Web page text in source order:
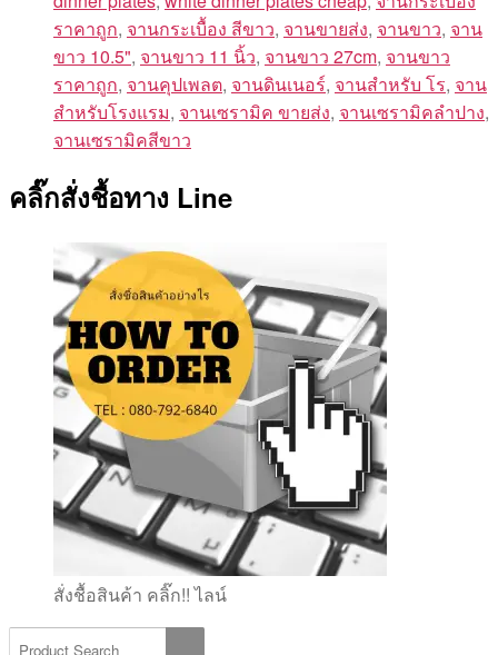
ราคาถูก, จานกระเบื้อง สีขาว, จานขายส่ง, จานขาว, จาน
ขาว 10.5", จานขาว 11 นิ้ว, จานขาว 27cm, จานขาว
ราคาถูก, จานคุปเพลต, จานดินเนอร์, จานสำหรับ โร, จาน
สำหรับโรงแรม, จานเซรามิค ขายส่ง, จานเซรามิคลำปาง,
จานเซรามิคสีขาว
คลิ๊กสั่งชื้อทาง Line
สั่งชื้อสินค้า คลิ๊ก!! ไลน์